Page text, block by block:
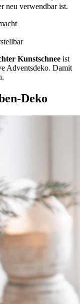
neu verwendbar ist.
Kunstschnee ist
Adventsdeko. Damit
Deko